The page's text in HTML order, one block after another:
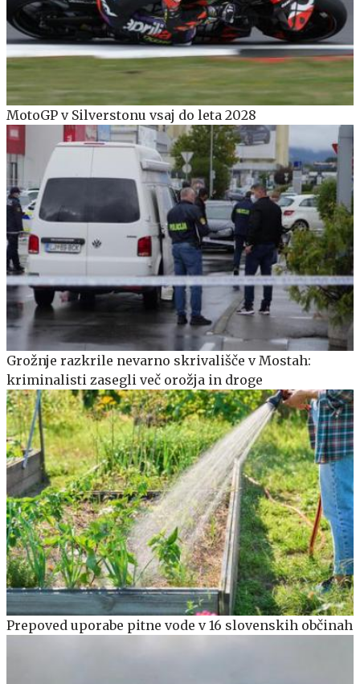
MotoGP v Silverstonu vsaj do leta 2028
Grožnje razkrile nevarno skrivališče v Mostah:
kriminalisti zasegli več orožja in droge
Prepoved uporabe pitne vode v 16 slovenskih občinah